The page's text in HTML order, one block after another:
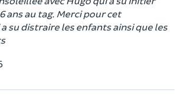
ans au tag. Merci pour cet
su distraire les enfants ainsi que les